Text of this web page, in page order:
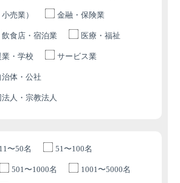
売業） 金融・保険業
飲食店・宿泊業 医療・福祉
・学校 サービス業
体・公社
人・宗教法人
11〜50名 51〜100名
501〜1000名 1001〜5000名